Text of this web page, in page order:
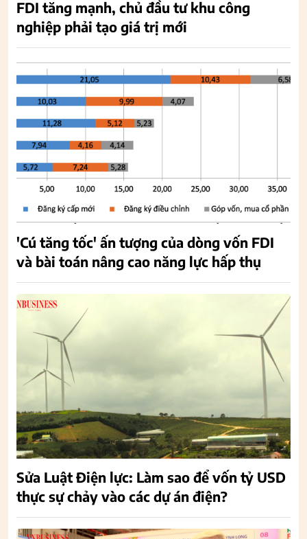
FDI tăng mạnh, chủ đầu tư khu công
nghiệp phải tạo giá trị mới
'Cú tăng tốc' ấn tượng của dòng vốn FDI
và bài toán nâng cao năng lực hấp thụ
Sửa Luật Điện lực: Làm sao để vốn tỷ USD
thực sự chảy vào các dự án điện?